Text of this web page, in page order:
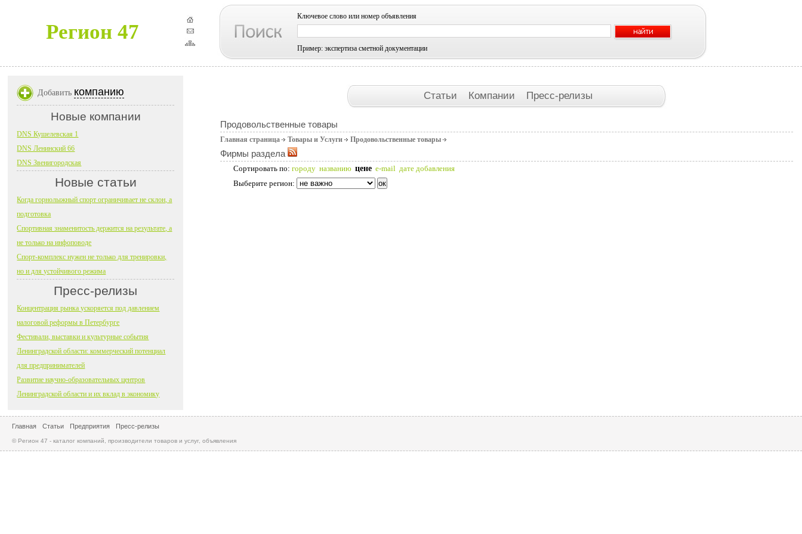
Регион 47
Ключевое слово или номер объявления
Пример: экспертиза сметной документации
Статьи Компании Пресс-релизы
Продовольственные товары
Главная страница Товары и Услуги Продовольственные товары
Фирмы раздела
Сортировать по: городу названию цене e-mail дате добавления
Выберите регион:
Добавить компанию
Новые компании
DNS Кушелевская 1
DNS Ленинский 66
DNS Звенигородская
Новые статьи
Когда горнолыжный спорт ограничивает не склон, а
подготовка
Спортивная знаменитость держится на результате, а
не только на инфоповоде
Спорт-комплекс нужен не только для тренировки,
но и для устойчивого режима
Пресс-релизы
Концентрация рынка ускоряется под давлением
налоговой реформы в Петербурге
Фестивали, выставки и культурные события
Ленинградской области: коммерческий потенциал
для предпринимателей
Развитие научно-образовательных центров
Ленинградской области и их вклад в экономику
Главная Статьи Предприятия Пресс-релизы
© Регион 47 - каталог компаний, производители товаров и услуг, объявления